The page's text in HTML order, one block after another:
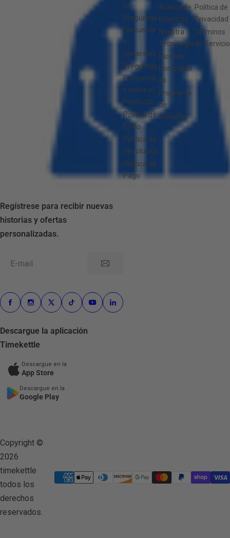
Regístrese para recibir nuevas
historias y ofertas
personalizadas.
E-mail
Descargue la aplicación
Timekettle
Descargue en la
App Store
Descargue en la
Google Play
os
Preguntas
Frecuente
s
Generales
Preguntas
Frecuente
s sobre el
Producto
Política de
Envío
Política de
Devolución
Política de
Pago
Acerca de
Nosotros
Nuestra
Tecnología
Idiomas
Compatibl
es
Programa
de
Afiliados
Política de
Privacidad
Términos
de Servicio
Copyright ©
2026
timekettle
todos los
derechos
reservados.